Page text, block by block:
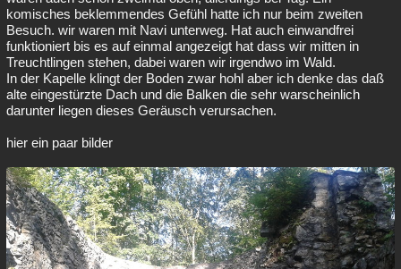
Übersichten
Besucht Teilgenommen Alle Neue Geschlossen
Lesenswert Schlüsselwörter
komisches beklemmendes Gefühl hatte ich nur beim zweiten
Besuch. wir waren mit Navi unterweg. Hat auch einwandfrei
funktioniert bis es auf einmal angezeigt hat dass wir mitten in
Treuchtlingen stehen, dabei waren wir irgendwo im Wald.
In der Kapelle klingt der Boden zwar hohl aber ich denke das daß
alte eingestürzte Dach und die Balken die sehr warscheinlich
darunter liegen dieses Geräusch verursachen.
hier ein paar bilder